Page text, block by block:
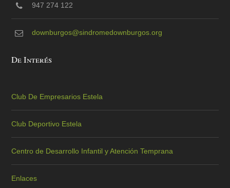
947 274 122
downburgos@sindromedownburgos.org
De Interés
Club De Empresarios Estela
Club Deportivo Estela
Centro de Desarrollo Infantil y Atención Temprana
Enlaces